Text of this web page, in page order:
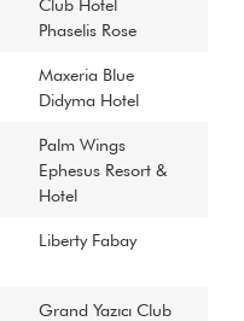
Club Hotel
Phaselis Rose
Maxeria Blue
Didyma Hotel
Palm Wings
Ephesus Resort &
Hotel
Liberty Fabay
Grand Yazıcı Club